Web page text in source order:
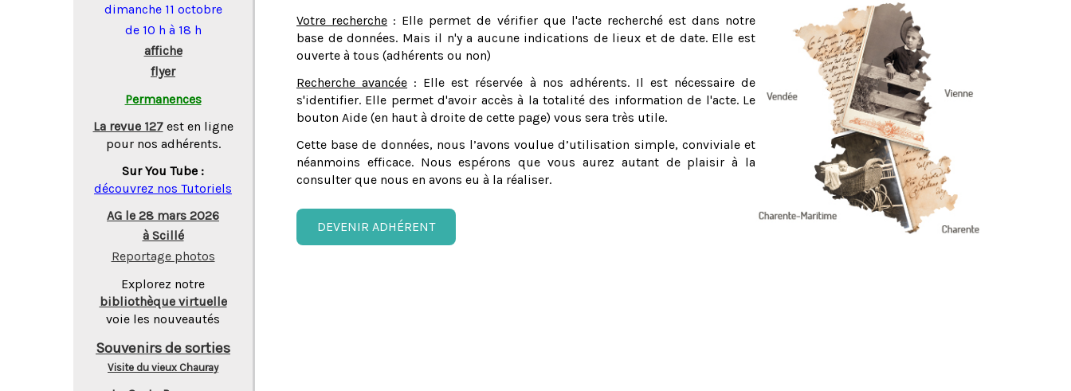
Votre recherche : Elle permet de vérifier que l'acte recherché est dans notre
base de données. Mais il n'y a aucune indications de lieux et de date. Elle est
ouverte à tous (adhérents ou non)
Recherche avancée : Elle est réservée à nos adhérents. Il est nécessaire de
s'identifier. Elle permet d'avoir accès à la totalité des information de l'acte. Le
bouton Aide (en haut à droite de cette page) vous sera très utile.
Cette base de données, nous l’avons voulue d’utilisation simple, conviviale et
néanmoins efficace. Nous espérons que vous aurez autant de plaisir à la
consulter que nous en avons eu à la réaliser.
DEVENIR ADHÉRENT
dimanche 11 octobre
de 10 h à 18 h
affiche
flyer
Permanences
La revue 127 est en ligne
pour nos adhérents.
Sur You Tube :
découvrez nos Tutoriels
AG le 28 mars 2026
à Scillé
Reportage photos
Explorez notre
bibliothèque virtuelle
voie les nouveautés
Souvenirs de sorties
Visite du vieux Chauray